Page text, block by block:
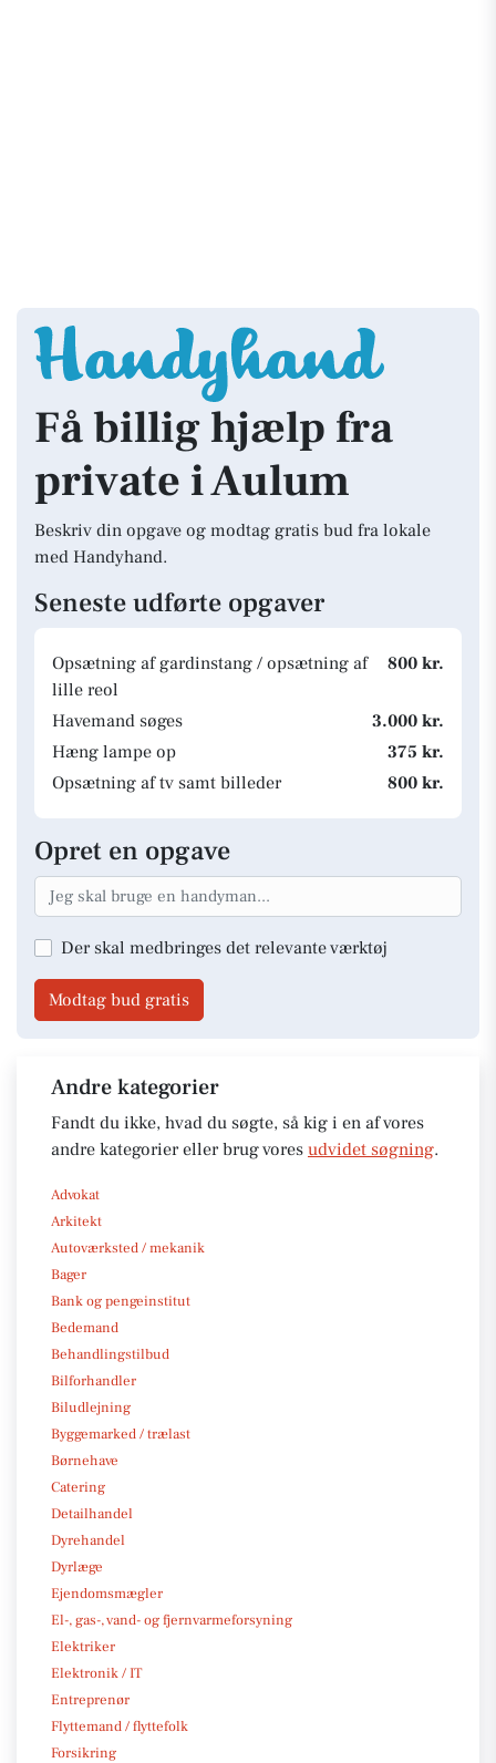
Få billig hjælp fra
private i Aulum
Beskriv din opgave og modtag gratis bud fra lokale
med Handyhand.
Seneste udførte opgaver
Opsætning af gardinstang / opsætning af
lille reol
800 kr.
Havemand søges
3.000 kr.
Hæng lampe op
375 kr.
Opsætning af tv samt billeder
800 kr.
Opret en opgave
Der skal medbringes det relevante værktøj
Modtag bud gratis
Andre kategorier
Fandt du ikke, hvad du søgte, så kig i en af vores
andre kategorier eller brug vores udvidet søgning.
Advokat
Arkitekt
Autoværksted / mekanik
Bager
Bank og pengeinstitut
Bedemand
Behandlingstilbud
Bilforhandler
Biludlejning
Byggemarked / trælast
Børnehave
Catering
Detailhandel
Dyrehandel
Dyrlæge
Ejendomsmægler
El-, gas-, vand- og fjernvarmeforsyning
Elektriker
Elektronik / IT
Entreprenør
Flyttemand / flyttefolk
Forsikring